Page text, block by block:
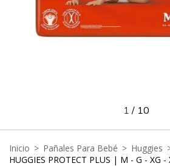
1/ 10
Inicio > Pañales Para Bebé > Huggies
HUGGIES PROTECT PLUS | M - G - XG -